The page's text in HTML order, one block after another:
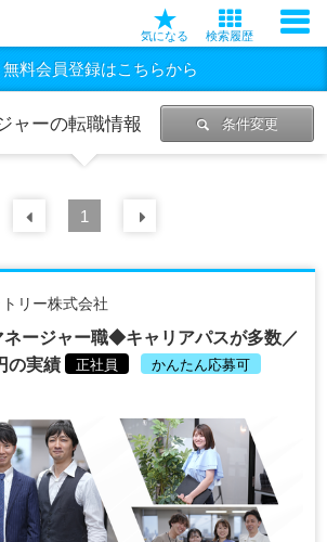
気になる 検索履歴
無料会員登録はこちらから
ャーの転職情報 条件変更
前の 件
1
リー株式会社
ネージャー職◆キャリアパスが多数／
の実績
正社員 かんたん応募可